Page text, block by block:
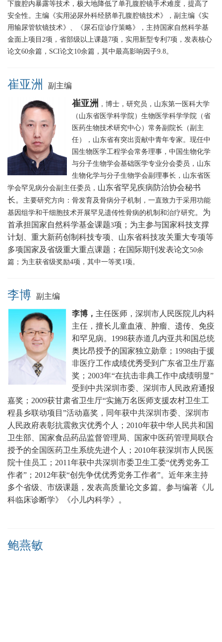
下腹腔内暴露等技术，极大地降低了单孔腹腔镜手术难度，提高了
安全性。主编《实用泌尿外科经脐单孔腹腔镜技术》，副主编《实
用输尿管软镜技术》、《尿石症诊疗策略》，主持国家自然科学基
金面上项目2项，省部级以上课题7项，实用新型专利7项，发表核心
论文60余篇，SCI论文10余篇，其中最高影响因子9.8。
崔亚洲 副主编
崔亚洲 ，博士，研究员，山东第一医科大学
（山东省医学科学院）生物医学科学学院（省
医药生物技术研究中心）常务副院长（副主
任），山东省有突出贡献中青年专家。 现任中
国生物医学工程学会常务理事，中国生物化学
与分子生物学会基础医学专业分会委员，山东
生物化学与分子生物学会副理事长，山东省医
学会罕见病分会副主任委员， 山东省罕见疾病防治协会秘书
长。
主要研究方向：骨发育及骨病分子机制，一直致力于采用功能
基因组学和干细胞技术开展罕见遗传性骨病的机制和治疗研究。为
首承担国家自然科学基金课题3项；为主参与国家科技支撑
计划、重大新药创制科技专项、山东省科技攻关重大专项等
多项国家及省级重大重点课题 ；在国际期刊发表论文50余
篇；为主获省级奖励4项，其中一等奖1项。
李博 副主编
李博， 主任医师，深圳市人民医院儿内科
主任，擅长 儿童血液、肿瘤、遗传、免疫
和罕见病。 1998获赤道几内亚共和国总统
奥比昂授予的国家独立勋章；1998由于援
非医疗工作成绩优秀受到广东省卫生厅嘉
奖；2003年“在抗击非典工作中成绩明显”
受到中共深圳市委、深圳市人民政府通报
嘉奖；2009获甘肃省卫生厅“实施万名医师支援农村卫生工
程县乡联动项目”活动嘉奖，同年获中共深圳市委、深圳市
人民政府表彰抗震救灾优秀个人；2010年获中华人民共和国
卫生部、国家食品药品监督管理局、国家中医药管理局联合
授予的全国医药卫生系统先进个人； 2010年获深圳市人民医
院十佳员工；2011年获中共深圳市委卫生工委“优秀党务工
作者”；2012年获“创先争优优秀党务工作者”。近年来主持
多个省级、市级课题，发表高质量论文多篇。 参与编著《儿
科临床诊断学》《小儿内科学》。
鲍燕敏